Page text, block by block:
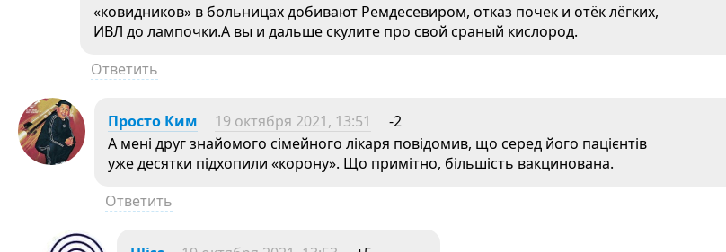
«ковидников» в больницах добивают Ремдесевиром, отказ почек и отёк лёгких,
ИВЛ до лампочки.А вы и дальше скулите про свой сраный кислород.
Ответить
Просто Ким 19 октября 2021, 13:51
-2
А мені друг знайомого сімейного лікаря повідомив, що серед його пацієнтів
уже десятки підхопили «корону». Що примітно, більшість вакцинована.
Ответить